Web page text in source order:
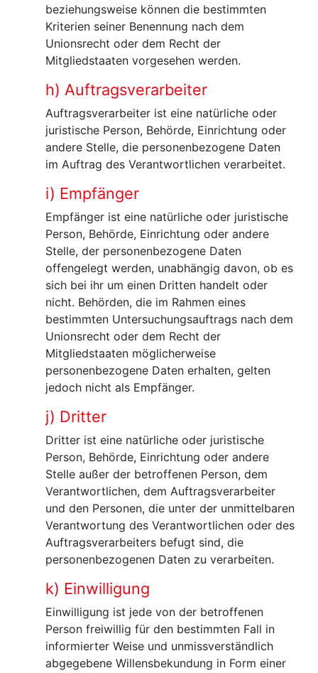
beziehungsweise können die bestimmten
Kriterien seiner Benennung nach dem
Unionsrecht oder dem Recht der
Mitgliedstaaten vorgesehen werden.
h) Auftragsverarbeiter
Auftragsverarbeiter ist eine natürliche oder
juristische Person, Behörde, Einrichtung oder
andere Stelle, die personenbezogene Daten
im Auftrag des Verantwortlichen verarbeitet.
i) Empfänger
Empfänger ist eine natürliche oder juristische
Person, Behörde, Einrichtung oder andere
Stelle, der personenbezogene Daten
offengelegt werden, unabhängig davon, ob es
sich bei ihr um einen Dritten handelt oder
nicht. Behörden, die im Rahmen eines
bestimmten Untersuchungsauftrags nach dem
Unionsrecht oder dem Recht der
Mitgliedstaaten möglicherweise
personenbezogene Daten erhalten, gelten
jedoch nicht als Empfänger.
j) Dritter
Dritter ist eine natürliche oder juristische
Person, Behörde, Einrichtung oder andere
Stelle außer der betroffenen Person, dem
Verantwortlichen, dem Auftragsverarbeiter
und den Personen, die unter der unmittelbaren
Verantwortung des Verantwortlichen oder des
Auftragsverarbeiters befugt sind, die
personenbezogenen Daten zu verarbeiten.
k) Einwilligung
Einwilligung ist jede von der betroffenen
Person freiwillig für den bestimmten Fall in
informierter Weise und unmissverständlich
abgegebene Willensbekundung in Form einer